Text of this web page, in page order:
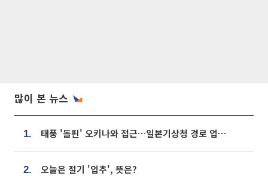
많이 본 뉴스
1. 태풍 '돌핀' 오키나와 접근…일본기상청 경로 업데이트
2. 오늘은 절기 '입추', 뜻은?